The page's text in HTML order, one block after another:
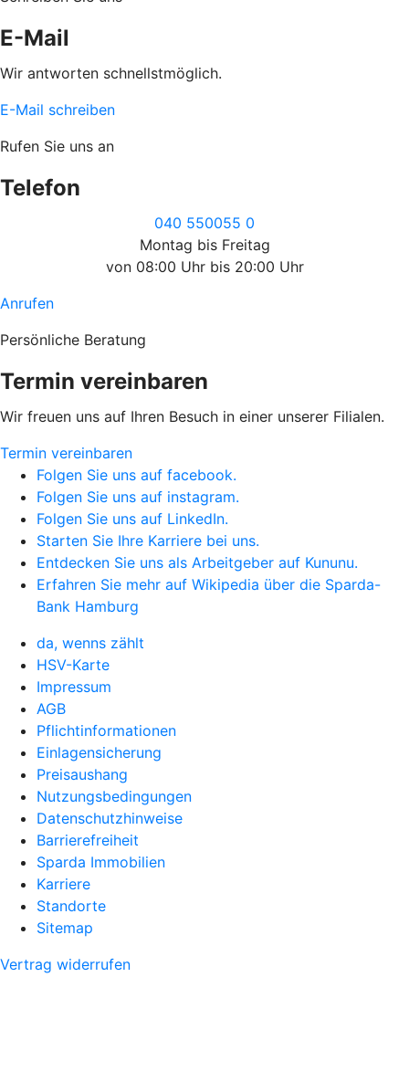
E-Mail
Wir antworten schnellstmöglich.
E-Mail schreiben
Rufen Sie uns an
Telefon
040 550055 0
Montag bis Freitag
von 08:00 Uhr bis 20:00 Uhr
Anrufen
Persönliche Beratung
Termin vereinbaren
Wir freuen uns auf Ihren Besuch in einer unserer Filialen.
Termin vereinbaren
Folgen Sie uns auf facebook.
Folgen Sie uns auf instagram.
Folgen Sie uns auf LinkedIn.
Starten Sie Ihre Karriere bei uns.
Entdecken Sie uns als Arbeitgeber auf Kununu.
Erfahren Sie mehr auf Wikipedia über die Sparda-
Bank Hamburg
da, wenns zählt
HSV-Karte
Impressum
AGB
Pflichtinformationen
Einlagensicherung
Preisaushang
Nutzungsbedingungen
Datenschutzhinweise
Barrierefreiheit
Sparda Immobilien
Karriere
Standorte
Sitemap
Vertrag widerrufen